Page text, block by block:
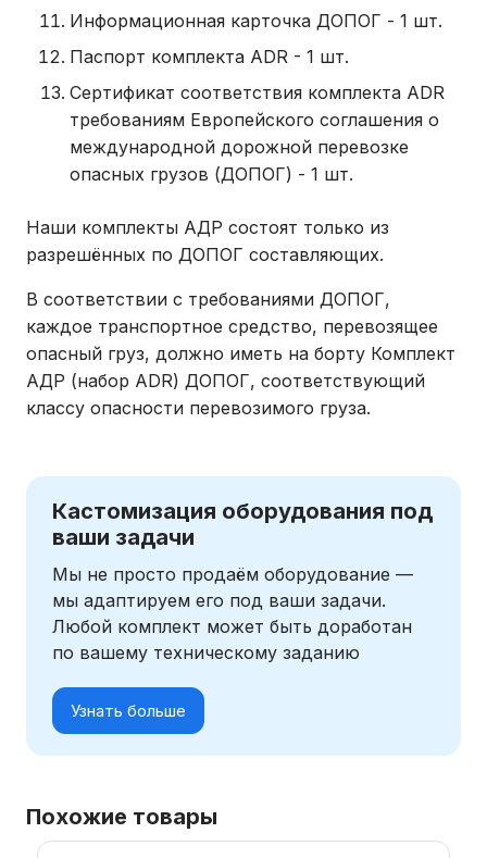
Информационная карточка ДОПОГ - 1 шт.
Паспорт комплекта ADR - 1 шт.
Сертификат соответствия комплекта ADR
требованиям Европейского соглашения о
международной дорожной перевозке
опасных грузов (ДОПОГ) - 1 шт.
Наши комплекты АДР состоят только из
разрешённых по ДОПОГ составляющих.
В соответствии с требованиями ДОПОГ,
каждое транспортное средство, перевозящее
опасный груз, должно иметь на борту Комплект
АДР (набор ADR) ДОПОГ, соответствующий
классу опасности перевозимого груза.
Кастомизация оборудования под
ваши задачи
Мы не просто продаём оборудование —
мы адаптируем его под ваши задачи.
Любой комплект может быть доработан
по вашему техническому заданию
Узнать больше
Похожие товары